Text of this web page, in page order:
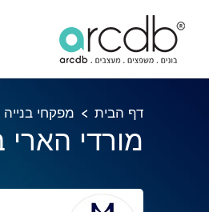
דף הבית מפקחי בנייה
מורדי הארי